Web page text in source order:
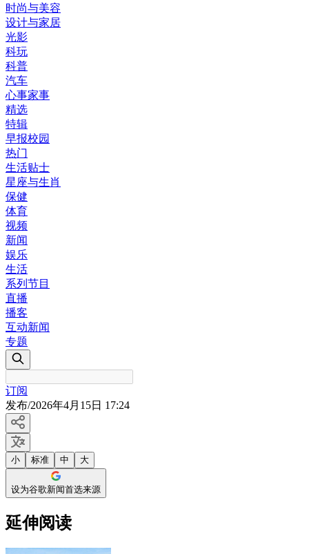
时尚与美容
设计与家居
光影
科玩
科普
汽车
心事家事
精选
特辑
早报校园
热门
生活贴士
星座与生肖
保健
体育
视频
新闻
娱乐
生活
系列节目
直播
播客
互动新闻
专题
订阅
发布/2026年4月15日 17:24
小 标准 中 大
设为谷歌新闻首选来源
延伸阅读